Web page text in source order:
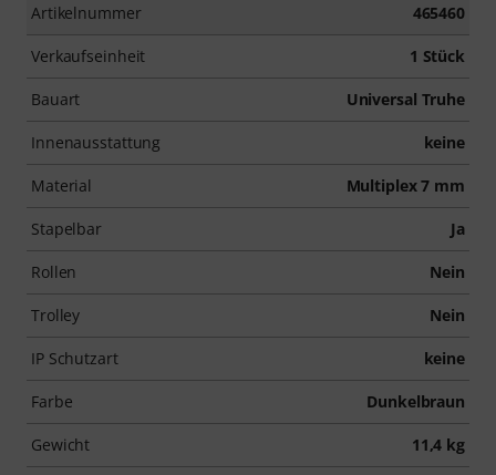
Artikelnummer 465460
Verkaufseinheit 1 Stück
Bauart Universal Truhe
Innenausstattung keine
Material Multiplex 7 mm
Stapelbar Ja
Rollen Nein
Trolley Nein
IP Schutzart keine
Farbe Dunkelbraun
Gewicht 11,4 kg